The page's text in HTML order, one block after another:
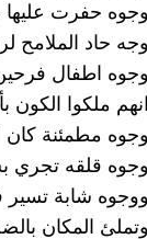
وجوه حفرت عليها
وجه حاد الملامح
وجوه اطفال
انهم ملكوا الكون
وجوه مطمئنة كان
وجوه قلقه تجري
ووجوه شابة تسير
وتملئ المكان